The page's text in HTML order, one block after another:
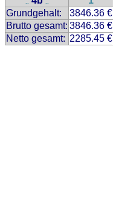
.. ..
Grundgehalt:
3846.36 €
Brutto gesamt: 3846.36 €
Netto gesamt: 2285.45 €